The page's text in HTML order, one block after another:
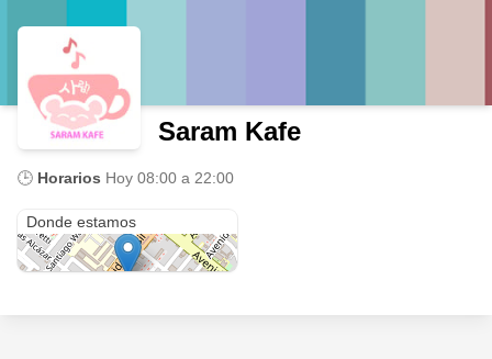
Saram Kafe
🕒 Horarios Hoy 08:00 a 22:00
Donde estamos